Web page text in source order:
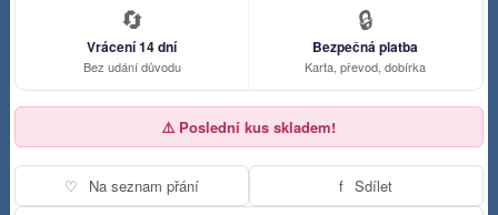
🔄
Vrácení 14 dní
Bez udání důvodu
🔒
Bezpečná platba
Karta, převod, dobírka
⚠️ Poslední kus skladem!
♡ Na seznam přání f Sdílet